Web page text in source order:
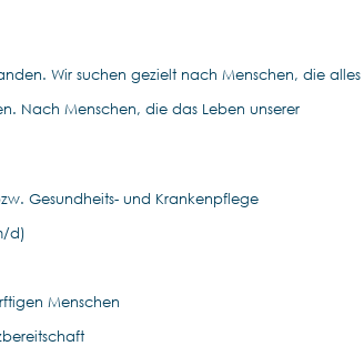
Wir suchen gezielt nach Menschen, die alles
Nach Menschen, die das Leben unserer
Gesundheits- und Krankenpflege
d)
Menschen